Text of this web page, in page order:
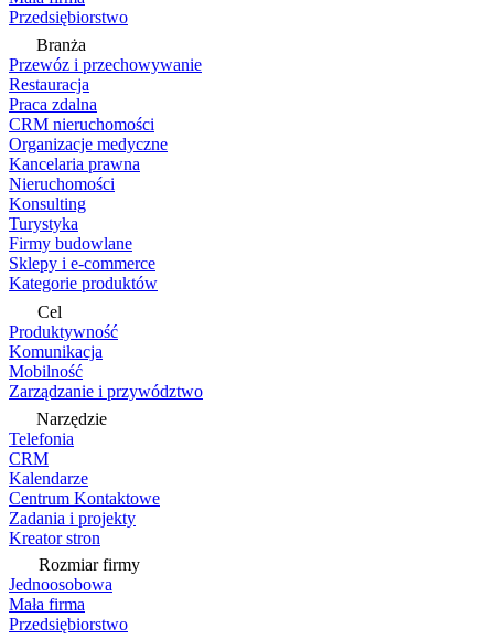
Przedsiębiorstwo
Branża
Przewóz i przechowywanie
Restauracja
Praca zdalna
CRM nieruchomości
Organizacje medyczne
Kancelaria prawna
Nieruchomości
Konsulting
Turystyka
Firmy budowlane
Sklepy i e-commerce
Kategorie produktów
Cel
Produktywność
Komunikacja
Mobilność
Zarządzanie i przywództwo
Narzędzie
Telefonia
CRM
Kalendarze
Centrum Kontaktowe
Zadania i projekty
Kreator stron
Rozmiar firmy
Jednoosobowa
Mała firma
Przedsiębiorstwo